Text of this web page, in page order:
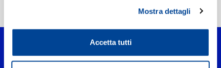
Mostra dettagli
Accetta tutti
Triggered (freestyle)